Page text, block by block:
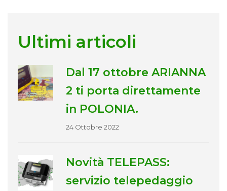
Ultimi articoli
Dal 17 ottobre ARIANNA
2 ti porta direttamente
in POLONIA.
24 Ottobre 2022
Novità TELEPASS:
servizio telepedaggio